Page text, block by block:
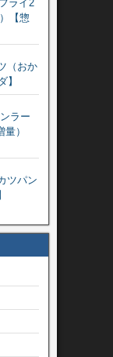
ライ2
【惣
（おか
】
ラー
）
ツパン